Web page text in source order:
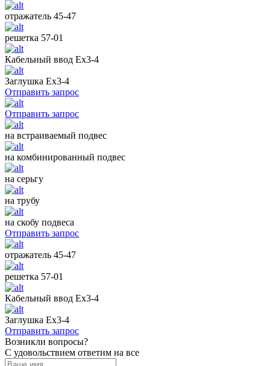
отражатель 45-47
решетка 57-01
Кабельный ввод Ех3-4
Заглушка Ех3-4
Отправить запрос
Отправить запрос
на встраиваемый подвес
на комбинированный подвес
на серьгу
на трубу
на скобу подвеса
Отправить запрос
отражатель 45-47
решетка 57-01
Кабельный ввод Ех3-4
Заглушка Ех3-4
Отправить запрос
Возникли вопросы?
С удовольствием ответим на все